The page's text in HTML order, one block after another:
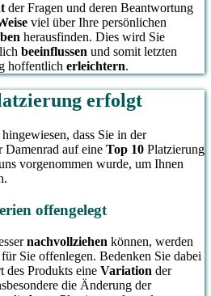
der Fragen und deren Beantwortung
viel über Ihre persönlichen
herausfinden. Dies wird Sie
beeinflussen und somit letzten
hoffentlich erleichtern.
erfolgt
dass Sie in der
Damenrad auf eine Top 10 Platzierung
vorgenommen wurde, um Ihnen
offengelegt
nachvollziehen können, werden
für Sie offenlegen. Bedenken Sie dabei
des Produkts eine Variation der
die Änderung der